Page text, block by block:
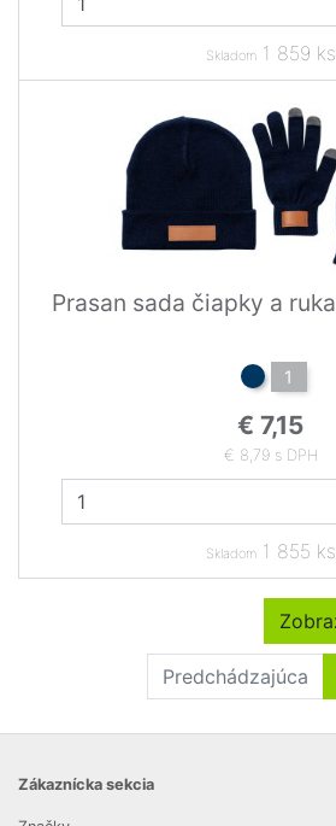
Skladom1 859 ks
Prasan sada čiapky a
1
€ 7,15
€ 8,79 s DPH
Skladom1 855 ks
Predchádzajúca
Zákaznícka sekcia